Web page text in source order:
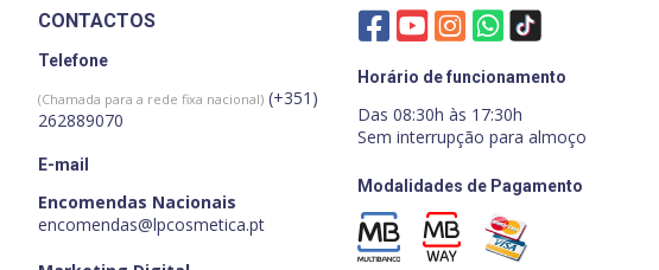
CONTACTOS
Telefone
(Chamada para a rede fixa nacional) (+351)
262889070
E-mail
Encomendas Nacionais
encomendas@lpcosmetica.pt
Horário de funcionamento
Das 08:30h às 17:30h
Sem interrupção para almoço
Modalidades de Pagamento